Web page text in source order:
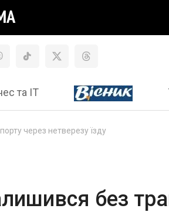
та ІТ
через нетверезу їзду
без